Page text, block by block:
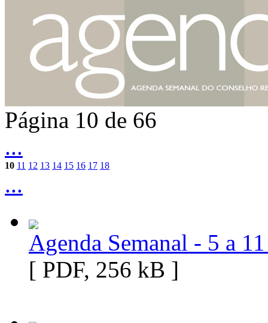
Página 10 de 66
...
10 11 12 13 14 15 16 17 18
...
Agenda Semanal - 5 a
[ PDF, 256 kB ]